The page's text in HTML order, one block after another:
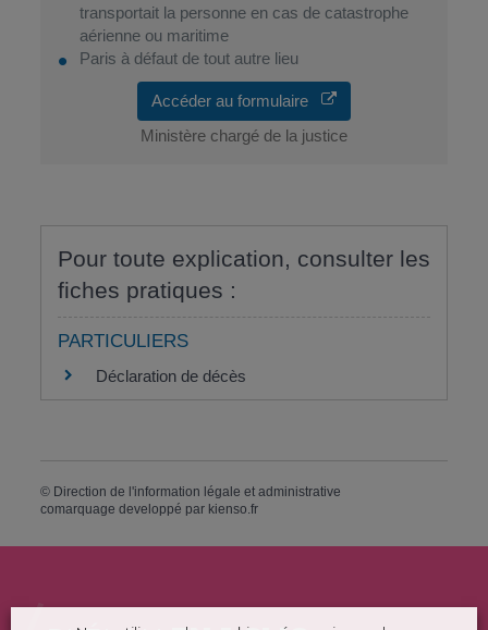
transportait la personne en cas de catastrophe
aérienne ou maritime
Paris à défaut de tout autre lieu
Accéder au formulaire
Ministère chargé de la justice
Pour toute explication, consulter les
fiches pratiques :
PARTICULIERS
Déclaration de décès
© Direction de l'information légale et administrative
comarquage developpé par kienso.fr